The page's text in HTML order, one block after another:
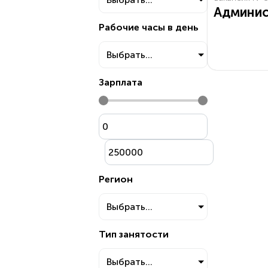
Рабочие часы в день
Выбрать...
Зарплата
Регион
Выбрать...
Тип занятости
Выбрать...